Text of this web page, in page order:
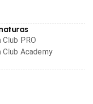
Club PRO
Club Academy